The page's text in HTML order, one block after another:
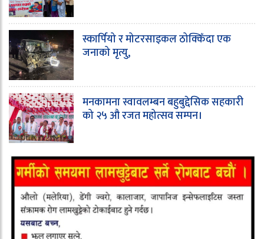
स्कार्पियो र मोटरसाइकल ठोक्किँदा एक
जनाको मृत्यु,
मनकामना स्वावलम्बन बहुबुद्देसिक सहकारी
को २५ औ रजत महोत्सव सम्पन।